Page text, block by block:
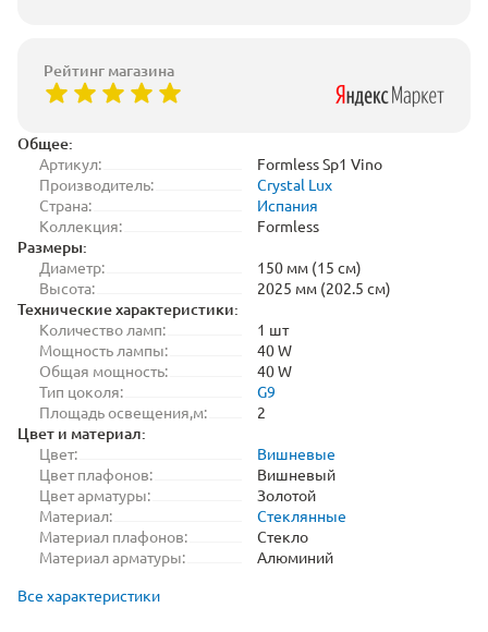
Общее:
Артикул:
Formless Sp1 Vino
Производитель:
Crystal Lux
Страна:
Испания
Коллекция:
Formless
Размеры:
Диаметр:
150 мм (15 см)
Высота:
2025 мм (202.5 см)
Технические характеристики:
Количество ламп:
1 шт
Мощность лампы:
40 W
Общая мощность:
40 W
Тип цоколя:
G9
Площадь освещения,м:
2
Цвет и материал:
Цвет:
Вишневые
Цвет плафонов:
Вишневый
Цвет арматуры:
Золотой
Материал:
Стеклянные
Материал плафонов:
Стекло
Материал арматуры:
Алюминий
Все характеристики
Рейтинг магазина